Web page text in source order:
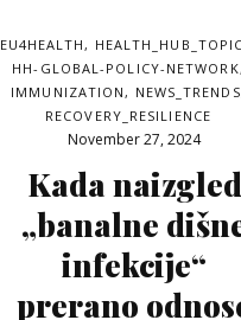
EU4HEALTH ,
HH-GLOBAL-POLICY-NETWORK
IMMUNIZATION , NEWS_TRENDS
RECOVERY_RESILIENCE
November 27, 2024
Kada naizgled
„banalne
infekcije“
prerano